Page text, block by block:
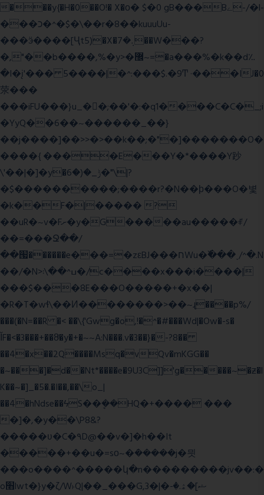
���y{�H�0��O!� X�о� $�0 gB���Bے-/�l-
���כ�^�$�\��r�8��kuuuUu-
���ӭ����[Ҷt5)�X�܉�7��W���?
�,"��b����,%�y>�޼~=�a���%�k��d؉
�I�į'��� 5����|�^:���$.�9Ͳ ·���IJ�0
荥���
���iFU���}u_��;��'�:�q1����C�C�_;i
�YyQ��6��~������_��}
��j����]��>>�>��k��;�"�]�������O�
����{ ����E���Y�*����Y䟞
\'��|�]�y�ݱ_�(�6�"\|?
�$����������;����r?�N��ϸ���O�볓
�k��F�|����� ?
��uR�~v�Fށ�y�G�����au�����ꑷ/
��=���Ջ��/
��՗������e���=�zεBJ���חWu�߰���˯/^�.N
��/�N>ߎ^��\܃�/c����x���i����|
���$���ܿ8E���O�����+�x��|
�R�T�wɬ\� �И��������>��~ɻ����p%/
���(�N=��R �< ��\{'Gwg�o,!�^�#���Wd|�Ow�-s�
ĬF�<�3���+��8ͣ�y�+�~~A:N���.v�3��}�-?8��
��4�x��2Q����Msq�vQv�mKGG��
�~���]�d��Nt*����e�9U3C]]'g�����~�ƶ�l
K��~�]_�5�.�I��,��\o_|
��4�hNdse��ϟS��ܷ��HQ�+���� ���
�]�,�y��\P8&?
�����ʋ�C�۹D@��v�]�h��It
�����+��u�=sο~�ܿ�����j�믯
���o����^�����կ�n���������jv��:�
o׫lwt�}y�ζ/W˫Q|��_���G,3�|�ޝ]�ۿ.�-